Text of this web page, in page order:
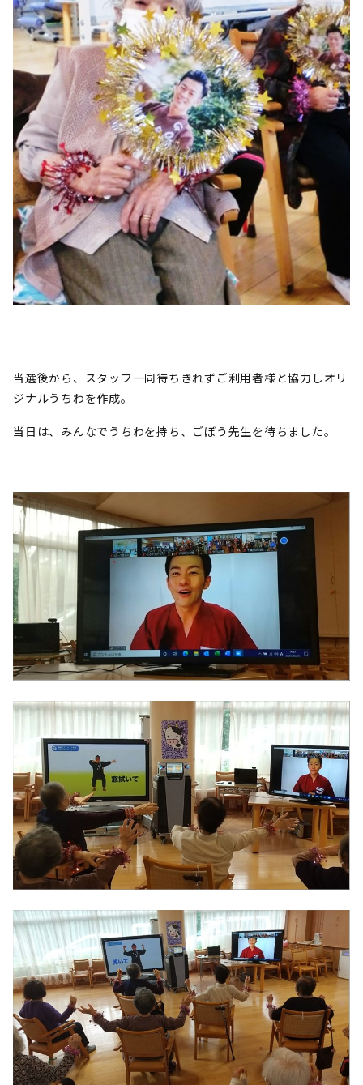
当選後から、スタッフ一同待ちきれずご利用者様と協力しオリ
ジナルうちわを作成。
当日は、みんなでうちわを持ち、ごぼう先生を待ちました。